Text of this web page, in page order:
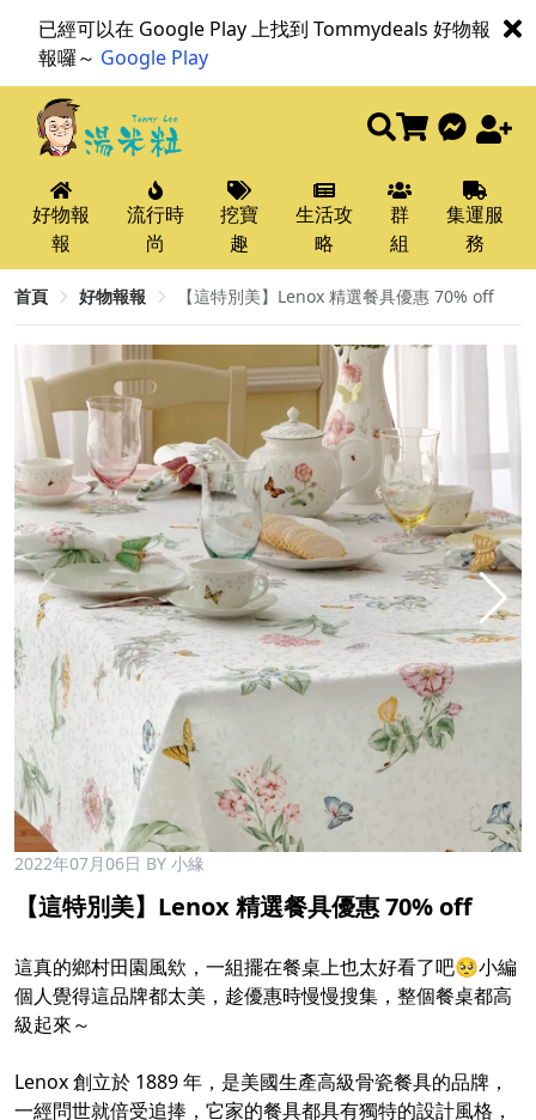
已經可以在 Google Play 上找到 Tommydeals 好物報
報囉～ Google Play
好物報
報
流行時
尚
挖寶
趣
生活攻
略
群
組
集運服
務
首頁 好物報報 【這特別美】Lenox 精選餐具優惠 70% off​
2022年07月06日 BY 小緣
【這特別美】Lenox 精選餐具優惠 70% off​
這真的鄉村田園風欸，一組擺在餐桌上也太好看了吧🥺小編
個人覺得這品牌都太美，趁優惠時慢慢搜集，整個餐桌都高
級起來～​
Lenox 創立於 1889 年，是美國生產高級骨瓷餐具的品牌，
一經問世就倍受追捧，它家的餐具都具有獨特的設計風格，